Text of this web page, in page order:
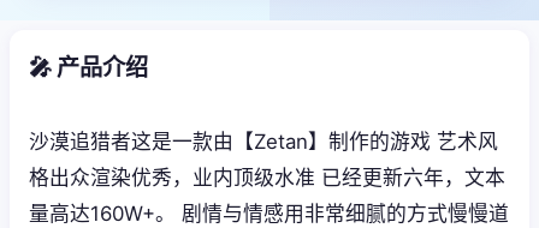
🎤 产品介绍
沙漠追猎者这是一款由【Zetan】制作的游戏 艺术风
格出众渲染优秀，业内顶级水准 已经更新六年，文本
量高达160W+。 剧情与情感用非常细腻的方式慢慢道